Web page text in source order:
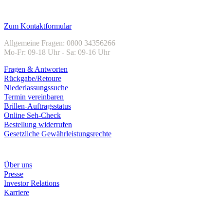
Zum Kontaktformular
Allgemeine Fragen: 0800 34356266
Mo-Fr: 09-18 Uhr - Sa: 09-16 Uhr
Fragen & Antworten
Rückgabe/Retoure
Niederlassungssuche
Termin vereinbaren
Brillen-Auftragsstatus
Online Seh-Check
Bestellung widerrufen
Gesetzliche Gewährleistungsrechte
Über uns
Presse
Investor Relations
Karriere